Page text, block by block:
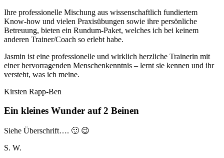
Ihre professionelle Mischung aus wissenschaftlich fundiertem
Know-how und vielen Praxisübungen sowie ihre persönliche
Betreuung, bieten ein Rundum-Paket, welches ich bei keinem
anderen Trainer/Coach so erlebt habe.
Jasmin ist eine professionelle und wirklich herzliche Trainerin mit
einer hervorragenden Menschenkenntnis – lernt sie kennen und ihr
versteht, was ich meine.
Kirsten Rapp-Ben
Ein kleines Wunder auf 2 Beinen
Siehe Überschrift…. 🙂 😉
S. W.